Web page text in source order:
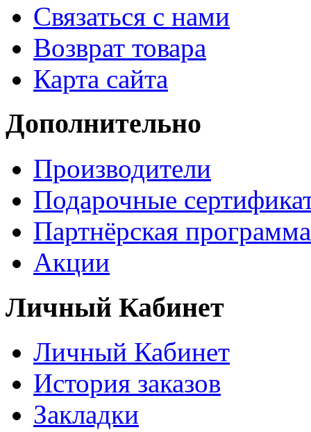
Связаться с нами
Возврат товара
Карта сайта
Дополнительно
Производители
Подарочные
Партнёрская программа
Акции
Личный Кабинет
Личный Кабинет
История заказов
Закладки